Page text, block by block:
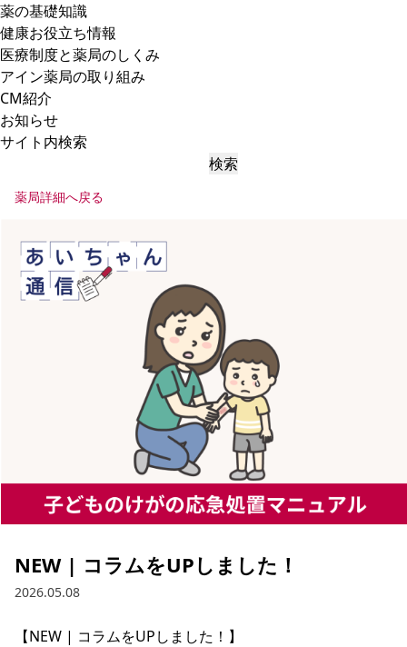
薬の基礎知識
健康お役立ち情報
医療制度と薬局のしくみ
アイン薬局の取り組み
CM紹介
お知らせ
サイト内検索
検索
薬局詳細へ戻る
NEW | コラムをUPしました！
2026.05.08
【NEW | コラムをUPしました！】